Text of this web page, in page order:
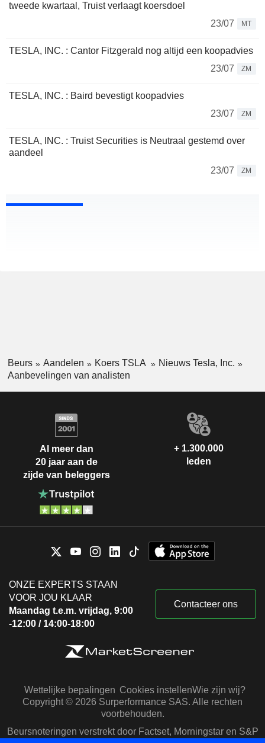
tweede kwartaal, Truist verlaagt koersdoel
23/07
MT
TESLA, INC. : Cantor Fitzgerald nog altijd een koopadvies
23/07
ZM
TESLA, INC. : Baird bevestigt koopadvies
23/07
ZM
TESLA, INC. : Truist Securities is Neutraal gestemd over
aandeel
23/07
ZM
Beurs Aandelen Koers TSLA
Nieuws Tesla, Inc.
Aanbevelingen van analisten
Al meer dan
20 jaar aan de
zijde van beleggers
+ 1.300.000
leden
ONZE EXPERTS STAAN
VOOR JOU KLAAR
Maandag t.e.m. vrijdag, 9:00
-12:00 / 14:00-18:00
Contacteer ons
Wettelijke bepalingen Cookies instellenWie zijn wij?
Copyright © 2026 Surperformance SAS. Alle rechten
voorbehouden.
Beursnoteringen verstrekt door Factset, Morningstar en S&P